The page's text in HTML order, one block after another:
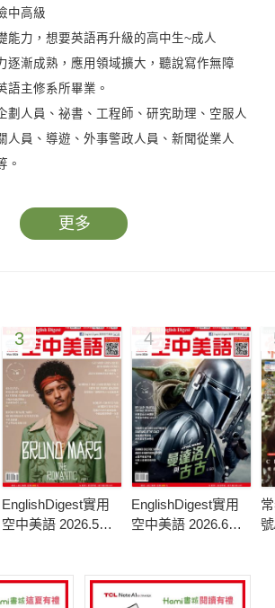
中高級
能力，想要英語再升級的高中生~成人
逐漸成熟，應用領域擴大，聽說寫作無障
語主修系所畢業。
劃人員、祕書、工程師、研究助理、空服人
人員、導遊、外事警政人員、新聞從業人
。
ALL+互動英語』希望讓您獲得的更多，每月
話、精選專題報導、寫作訓練、西洋文學、
讓每一個讀者都可以享受英語閱讀的樂趣，
說能力再升級。
，互動學習最有效
語，但真正要使用時卻又提不起勇氣，變成
嘴英語，ALL+互動英語每月內附電腦影音互
寫設計實用功能，所有會話場景聘請外籍演
您置身於最真實的學習情境，快慢朗讀、錄
全民英檢模擬測試等實用功能，提供最佳的
時練習，效果再加倍，讓您隨時隨地英語脫
更多
3
EnglishDigest實用
空中美語 2026.5月
4
EnglishDigest實用
空中美語 2026.6月